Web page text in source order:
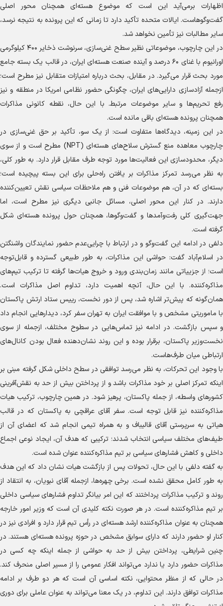
اظهارات برمی‌آید این است که موضوع هسته‌ای همچنان محور اصلی
گفت‌وگوهاست. ایالات متحده تأکید دارد تا زمانی که این پرونده به نتیجه نرسد،
سایر مطالبات نیز تأمین نخواهد شد.
در این چارچوب، موضوعاتی نظیر سطح غنی‌سازی، سرنوشت ذخایر ۴۰۰ کیلوگرمی
اورانیوم با غنای ۶۰ درصد و آینده صنعت هسته‌ای ایران، در قالب یک بسته جامع
مورد بحث قرار می‌گیرد. در مقابل، بحث درباره امتیازات متقابل نیز مطرح است؛
ازجمله آزادسازی دارایی‌های ایران، چگونگی حضور نظامی امریکا در منطقه و نیز
رفع تحریم‌ها و سایر موضوعات مرتبط. با این حال، نقطه کانونی مذاکرات
همچنان پرونده هسته‌ای باقی مانده است.
در این زمینه، دیدگاه‌ها متفاوت است: از یک سو، تأکید بر حق غنی‌سازی در
چارچوب معاهده منع گسترش سلاح‌های هسته‌ای (NPT) مطرح است و از سوی
دیگر، محدودسازی این فعالیت‌ها مورد توجه طرف مقابل قرار دارد. به طور کلی،
به نظر می‌رسد تمرکز مذاکرات بر یافتن راه‌حلی برای این بسته پیچیده است؛
بسته‌ای که در آن، هم موضوعات فنی و هم ملاحظات سیاسی نقش تعیین‌کننده
دارند. در کنار این محور اصلی، مسائل جانبی دیگری نیز مطرح است، اما
جهت‌گیری کلی رفت‌وآمد‌ها و گفت‌وگوها، همچنان حول پرونده هسته‌ای شکل
گرفته است.
دلفی در ادامه این گفت‌و‌گو و در ارتباط با چرایی‌عدم حضور نمایندگان واشنگتن
در اسلام‌آباد گفت: حواشی این مذاکرات، به طور طبیعی گسترده و قابل‌توجه
است؛ از جزییاتی مانند زمان‌بندی ورود و خروج هیات‌ها گرفته تا ترکیب تیم‌های
مذاکره‌کننده. با این حال، آنچه اهمیت دارد، تداوم اصل مذاکرات است.
همان‌گونه که پیش‌تر اشاره شد، پس از دور نخست، رییس ستاد ارتش پاکستان
با ماموریتی مشخص و با موافقت ایران به تهران سفر کرد، دیدار‌هایی انجام داد
و سپس بازگشت. در ادامه نیز تماس‌هایی در سطوح مختلف، ازجمله از سوی
نخست‌وزیر پاکستان، برقرار بوده و این روند نشان‌دهنده فعال بودن کانال‌های
ارتباطی میان طرف‌هاست.
با وجود این تحرکات، به نظر می‌رسد توافقی در سطح داخلی شکل گرفته مبنی بر
اینکه تمرکز اصلی بر خود مذاکرات باشد و از پرداختن بیش از حد به نقش‌آفرینی
کشور‌های واسطه، از جمله پاکستان، پرهیز شود. در همین چارچوب، ترکیب هیات
مذاکره‌کننده نیز قابل توجه است. سفر آقای عراقچی به پاکستان که در قالب
هیاتی به سرپرستی آقای قالیباف و به همراه تیمی انجام شد که اعضای آن از
طیف‌های مختلف سیاسی انتخاب شدند؛ ترکیبی که هدف آن، ایجاد نوعی اجماع
داخلی و کاهش فشار‌های سیاسی بر تیم مذاکره‌کننده عنوان شده است.
به گفته دلفی با این حال، تحولات پس از بازگشت هیات نشان داد که این هدف
به طور کامل محقق نشده است. برخی چهره‌ها، ازجمله آقای نبویان، به انتقاد از
روند و ترکیب مذاکرات پرداختند که این امر بیانگر تداوم فشار‌های سیاسی داخلی
بر تیم مذاکره‌کننده است. در هر صورت نکته کلیدی آن است که وزیر امور خارجه
همچنان به عنوان مذاکره‌کننده ارشد هسته‌ای در رأس تیم قرار دارد و افرادی نیز در
کنار او حضور دارند که دارای سوابق مشخص در حوزه پرونده هسته‌ای هستند. در
چنین شرایطی، پرداختن بیش از حد به حواشی از جمله اینکه چه کسی در
مذاکرات حضور دارد یا ندارد می‌تواند افکار عمومی را از مسیر اصلی منحرف کند.
در حالی که از منظر محتوایی، نکته اساسی آن است که هر دو طرف بر ادامه
مذاکرات توافق دارند. این تداوم، در یک معنا می‌تواند به عنوان عاملی برای دوری